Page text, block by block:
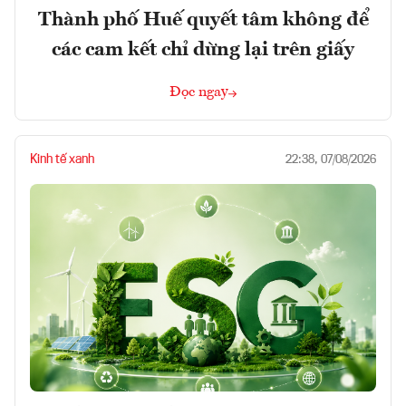
Thành phố Huế quyết tâm không để
các cam kết chỉ dừng lại trên giấy
Đọc ngay
Kinh tế xanh 22:38, 07/08/2026